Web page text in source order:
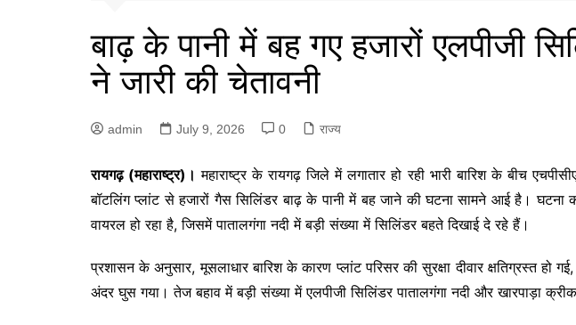
बाढ़ के पानी में बह गए हजारों एलपीजी
ने जारी की चेतावनी
admin July 9, 2026 0 राज्य
रायगढ़ (महाराष्ट्र)। महाराष्ट्र के रायगढ़ जिले में लगातार हो रही भारी बारिश के बीच
बॉटलिंग प्लांट से हजारों गैस सिलिंडर बाढ़ के पानी में बह जाने की घटना सामने आई है। घटना
वायरल हो रहा है, जिसमें पातालगंगा नदी में बड़ी संख्या में सिलिंडर बहते दिखाई दे रहे हैं।
प्रशासन के अनुसार, मूसलाधार बारिश के कारण प्लांट परिसर की सुरक्षा दीवार क्षतिग्रस्त हो
अंदर घुस गया। तेज बहाव में बड़ी संख्या में एलपीजी सिलिंडर पातालगंगा नदी और खारपाड़ा